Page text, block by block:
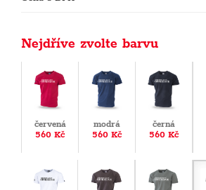
Nejdříve zvolte barvu
červená
560 Kč
modrá
560 Kč
černá
560 Kč